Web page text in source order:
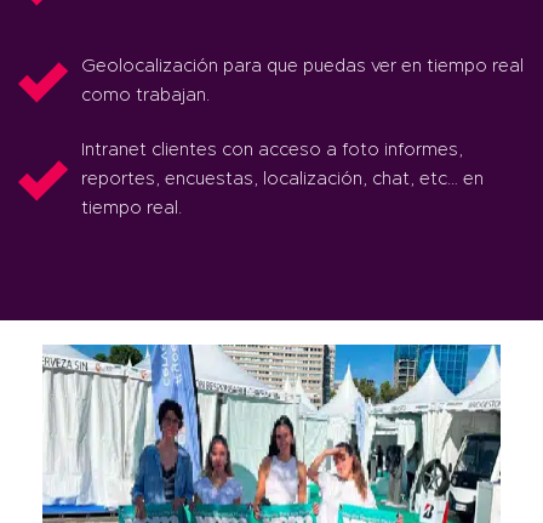
Geolocalización para que puedas ver en tiempo real
como trabajan.
Intranet clientes con acceso a foto informes,
reportes, encuestas, localización, chat, etc… en
tiempo real.